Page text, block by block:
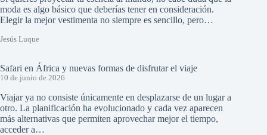
moda es algo básico que deberías tener en consideración.
Elegir la mejor vestimenta no siempre es sencillo, pero…
Jesús Luque
Safari en África y nuevas formas de disfrutar el viaje
10 de junio de 2026
Viajar ya no consiste únicamente en desplazarse de un lugar a
otro. La planificación ha evolucionado y cada vez aparecen
más alternativas que permiten aprovechar mejor el tiempo,
acceder a…